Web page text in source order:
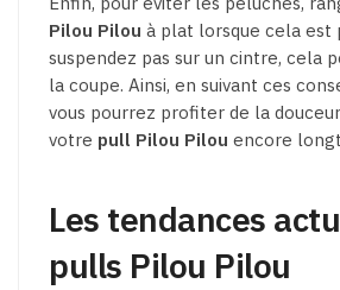
Pilou Pilou à plat lorsque cela est
suspendez pas sur un cintre, cela
la coupe. Ainsi, en suivant ces
vous pourrez profiter de la
votre pull Pilou Pilou encore
Les tendances
pulls Pilou Pilou